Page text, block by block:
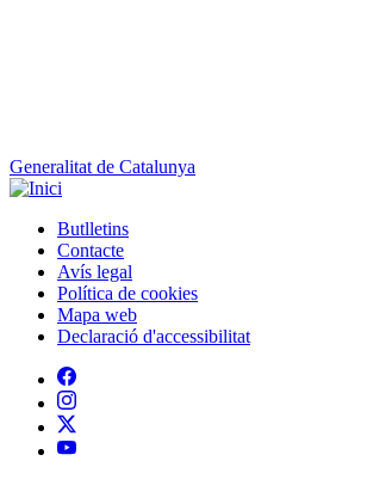
Generalitat de Catalunya
Peu
Butlletins
Contacte
Avís legal
Política de cookies
Mapa web
Declaració d'accessibilitat